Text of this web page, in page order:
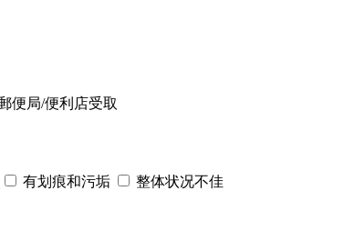
便局/便利店受取
有划痕和污垢 整体状况不佳